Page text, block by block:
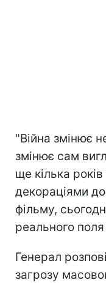
"Війна змінює
змінює сам
ще кілька
декораціями
фільму,
реального
Генерал
загрозу